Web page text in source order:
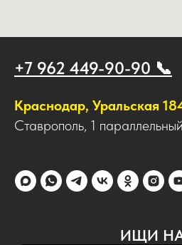
+7 962 449-90-90 📞
Краснодар, Уральская
Ставрополь, 1
ИЩИ